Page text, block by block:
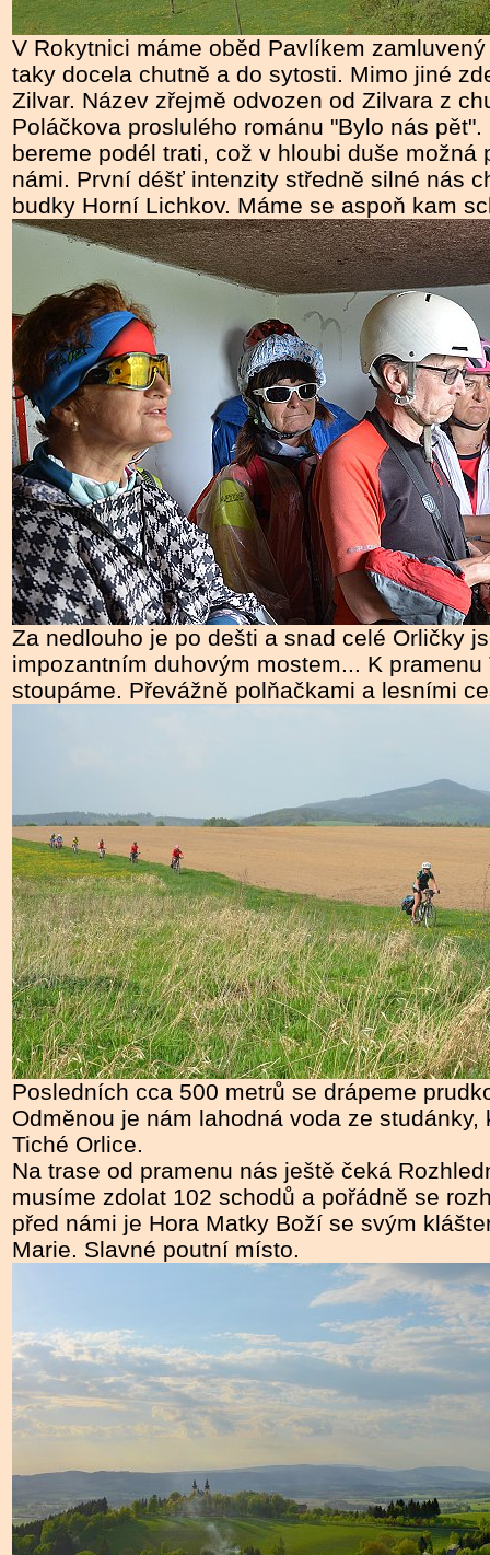
V Rokytnici máme oběd Pavlíkem
taky docela chutně a do sytosti. Mimo jiné
Zilvar. Název zřejmě odvozen od Zilvara z
Poláčkova proslulého románu "Bylo nás
bereme podél trati, což v hloubi duše možná
námi. První déšť intenzity středně silné nás
budky Horní Lichkov. Máme se aspoň kam
Za nedlouho je po dešti a snad celé Orličky
impozantním duhovým mostem... K
stoupáme. Převážně polňačkami a lesními
Posledních cca 500 metrů se drápeme
Odměnou je nám lahodná voda ze
Tiché Orlice.
Na trase od pramenu nás ještě čeká
musíme zdolat 102 schodů a pořádně se
před námi je Hora Matky Boží se svým
Marie. Slavné poutní místo.